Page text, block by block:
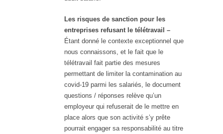
Les risques de sanction pour les
entreprises refusant le télétravail –
Étant donné le contexte exceptionnel que
nous connaissons, et le fait que le
télétravail fait partie des mesures
permettant de limiter la contamination au
covid-19 parmi les salariés, le document
questions / réponses relève qu’un
employeur qui refuserait de le mettre en
place alors que son activité s’y prête
pourrait engager sa responsabilité au titre